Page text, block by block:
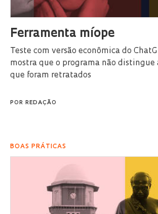
Ferramenta míope
Teste com versão econômica do
mostra que o programa não distingue
que foram retratados
POR REDAÇÃO
BOAS PRÁTICAS